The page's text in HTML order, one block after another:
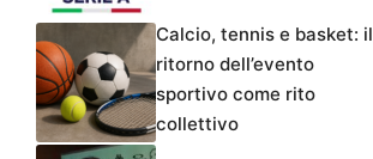
Calcio, tennis e basket: il
ritorno dell’evento
sportivo come rito
collettivo